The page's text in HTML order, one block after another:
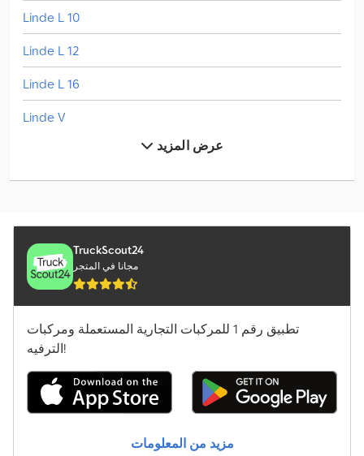
Linde L 10
Linde L 12
Linde L 16
Linde V
Mercedes-Benz Actros
Mercedes-Benz Atego
Mercedes-Benz Atego 1500
Mercedes-Benz Atego 1828
Mercedes-Benz Sprinter
Mercedes-Benz Sprinter 316
Mercedes-Benz Sprinter 500
عرض المزيد
TruckScout24
مجانا في المتجر
تطبيق رقم 1 للمركبات التجارية المستعملة ومركبات
الترفيه!
مزيد من المعلومات